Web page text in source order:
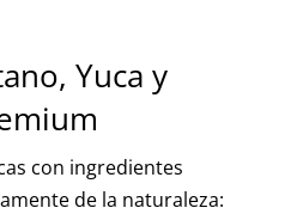
Yuca y
con ingredientes
de la naturaleza: